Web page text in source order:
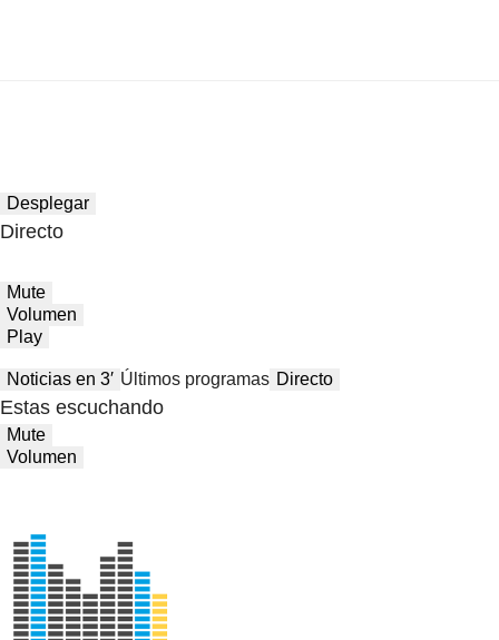
Desplegar
Directo
Mute
Volumen
Play
Noticias en 3′ Últimos programas Directo
Estas escuchando
Mute
Volumen